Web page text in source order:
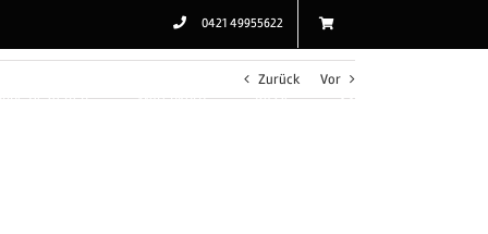
0421 49955622
Bestellen Warenkorb Kasse
Zurück Vor